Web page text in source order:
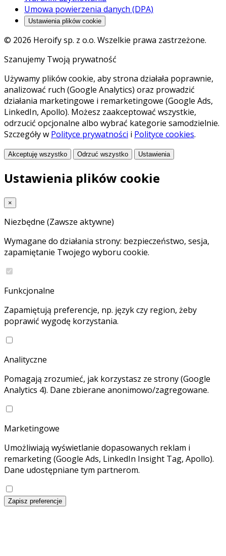
Umowa powierzenia danych (DPA)
Ustawienia plików cookie
© 2026 Heroify sp. z o.o. Wszelkie prawa zastrzeżone.
Szanujemy Twoją prywatność
Używamy plików cookie, aby strona działała poprawnie,
analizować ruch (Google Analytics) oraz prowadzić
działania marketingowe i remarketingowe (Google Ads,
LinkedIn, Apollo). Możesz zaakceptować wszystkie,
odrzucić opcjonalne albo wybrać kategorie samodzielnie.
Szczegóły w Polityce prywatności i Polityce cookies.
Akceptuję wszystko Odrzuć wszystko Ustawienia
Ustawienia plików cookie
×
Niezbędne (Zawsze aktywne)
Wymagane do działania strony: bezpieczeństwo, sesja,
zapamiętanie Twojego wyboru cookie.
Funkcjonalne
Zapamiętują preferencje, np. język czy region, żeby
poprawić wygodę korzystania.
Analityczne
Pomagają zrozumieć, jak korzystasz ze strony (Google
Analytics 4). Dane zbierane anonimowo/zagregowane.
Marketingowe
Umożliwiają wyświetlanie dopasowanych reklam i
remarketing (Google Ads, LinkedIn Insight Tag, Apollo).
Dane udostępniane tym partnerom.
Zapisz preferencje